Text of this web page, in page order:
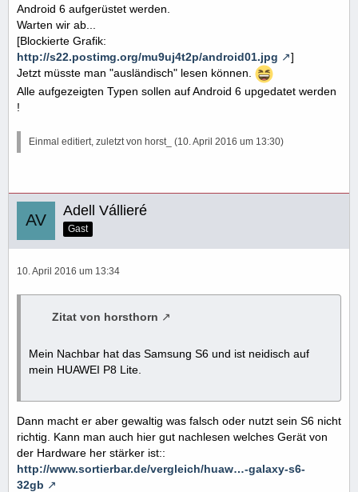
Android 6 aufgerüstet werden.
Warten wir ab...
[Blockierte Grafik:
http://s22.postimg.org/mu9uj4t2p/android01.jpg
]
Jetzt müsste man "ausländisch" lesen können.
Alle aufgezeigten Typen sollen auf Android 6 upgedatet werden
!
Einmal editiert, zuletzt von horst_ (10. April 2016 um 13:30)
Adell Vállieré
Gast
10. April 2016 um 13:34
Zitat von horsthorn
Mein Nachbar hat das Samsung S6 und ist neidisch auf
mein HUAWEI P8 Lite.
Dann macht er aber gewaltig was falsch oder nutzt sein S6 nicht
richtig. Kann man auch hier gut nachlesen welches Gerät von
der Hardware her stärker ist::
http://www.sortierbar.de/vergleich/huaw…-galaxy-s6-
32gb